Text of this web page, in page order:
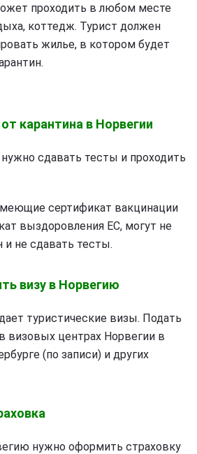
проходить в любом месте
коттедж. Турист должен
жилье, в котором будет
карантина в Норвегии
сдавать тесты и проходить
сертификат вакцинации
выздоровления ЕС, могут не
и не сдавать тесты.
визу в Норвегию
туристические визы. Подать
центрах Норвегии в
(по записи) и других
нужно оформить страховку